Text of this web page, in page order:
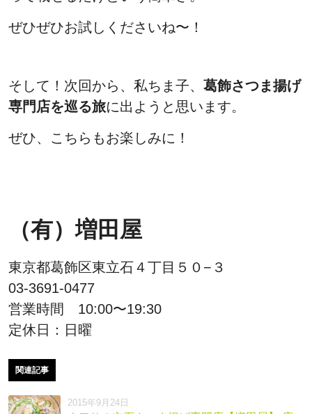
ぜひぜひお試しくださいね〜！
そして！次回から、私ちま子、 葛飾さつま揚げ
専門店を巡る旅に出ようと思います。
ぜひ、こちらもお楽しみに！
（有）増田屋
東京都葛飾区東立石４丁目５０−３
03-3691-0477
営業時間 10:00〜19:30
定休日：日曜
関連記事
2015年9月24日